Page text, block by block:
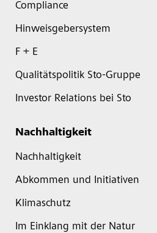
Compliance
Hinweisgebersystem
F + E
Qualitätspolitik Sto-Gruppe
Investor Relations bei Sto
Nachhaltigkeit
Nachhaltigkeit
Abkommen und Initiativen
Klimaschutz
Im Einklang mit der Natur